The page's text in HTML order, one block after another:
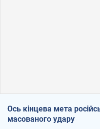
Ось кінцева мета
масованого удару